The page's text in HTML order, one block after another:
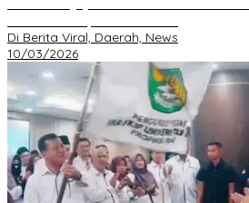
Di Berita Viral, Daerah, News
10/03/2026